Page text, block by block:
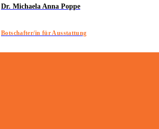
Dr. Michaela Anna Poppe
Botschafter/in für Ausstattung